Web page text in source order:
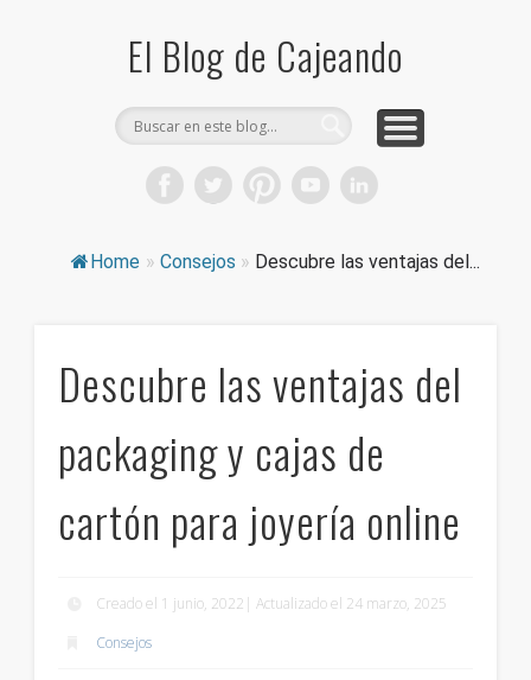
El Blog de Cajeando
Home » Consejos » Descubre las ventajas del...
Descubre las ventajas del
packaging y cajas de
cartón para joyería online
Creado el 1 junio, 2022| Actualizado el 24 marzo, 2025
Consejos